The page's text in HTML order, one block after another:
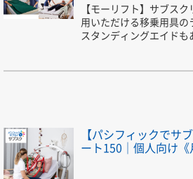
【モーリフト】サブス
用いただける移乗用具
スタンディングエイドも
【パシフィックでサ
ート150｜個人向け《